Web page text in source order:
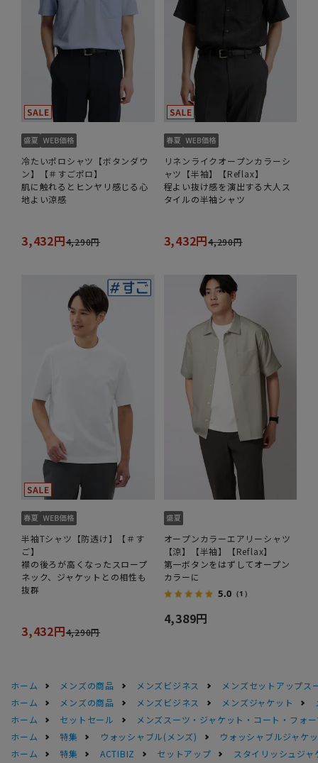
冷たいポロシャツ【ボタンダウ
ン】【＃すごポロ】
肌に触れるとヒンヤリ感じる心
地よい涼感
3,432円4,290円
リネンライクオープンカラーシ
ャツ【半袖】【Reflax】
程よい抜け感を演出する大人ス
タイルの半袖シャツ
3,432円4,290円
半袖Tシャツ【防透け】【＃す
ご】
襟の後ろが高くなったスロープ
ネック、ジャケットとの相性も
抜群
3,432円4,290円
オープンカラーエアリーシャツ
【涼】【半袖】【Reflax】
第一ボタンをはずしてオープン
カラーに
5.0 （1）
4,389円
ホーム メンズの商品 メンズビジネス
メンズセットアップス
ホーム
メンズの商品 メンズビジネス メンズジャケット
ホーム
セットセール
メンズスーツ・ジャケット・コート・フォ
ホーム
特集 ウォッシャブル(メンズ)
ウォッシャブルジャケ
ホーム
特集 ACTIBIZ セットアップ スタイリッシュジ